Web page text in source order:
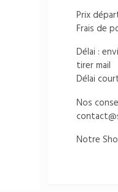
Prix
Frais de
Délai :
tirer mail
Délai
Nos
Notre